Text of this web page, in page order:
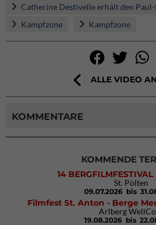
Catherine Destivelle erhält den
Kampfzone
Kampfzone
ALLE VIDEO
KOMMENTARE
KOMMENDE
14 BERGFILMFESTIVAL
St. Pölten
09.07.2026 bis
Filmfest St. Anton - Berge
Arlberg
19.08.2026 bis